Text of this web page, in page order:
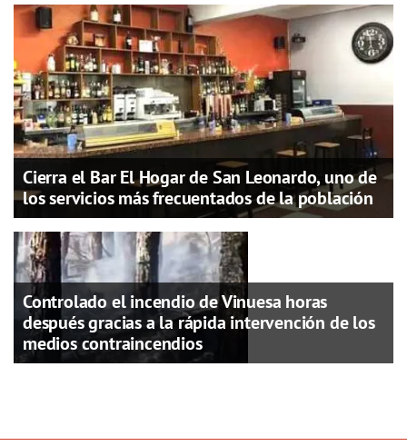
Cierra el Bar El Hogar de San Leonardo, uno de
los servicios más frecuentados de la población
Controlado el incendio de Vinuesa horas
después gracias a la rápida intervención de los
medios contraincendios